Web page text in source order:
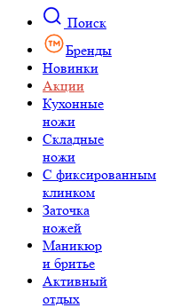
Поиск
Бренды
Новинки
Акции
Кухонные
ножи
Складные
ножи
C фиксированным
клинком
Заточка
ножей
Маникюр
и бритье
Активный
отдых